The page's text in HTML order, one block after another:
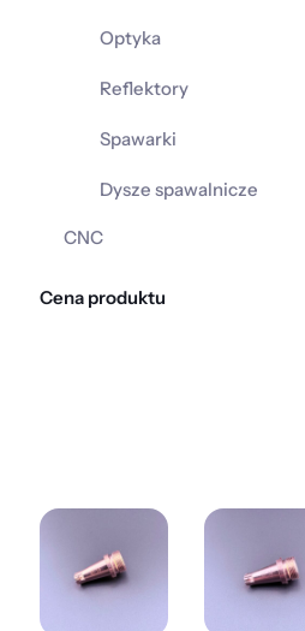
Optyka
Reflektory
Spawarki
Dysze spawalnicze
CNC
Cena produktu